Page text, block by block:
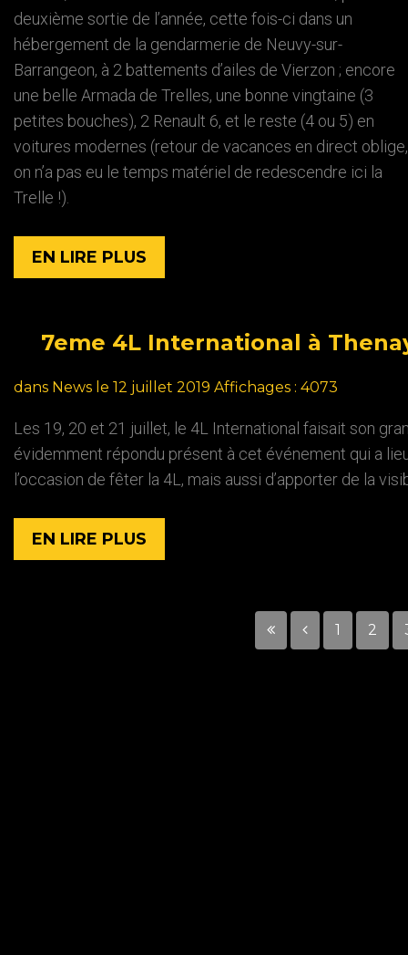
deuxième sortie de l’année, cette fois-ci dans un
hébergement de la gendarmerie de Neuvy-sur-
Barrangeon, à 2 battements d’ailes de Vierzon ; encore
une belle Armada de Trelles, une bonne vingtaine (3
petites bouches), 2 Renault 6, et le reste (4 ou 5) en
voitures modernes (retour de vacances en direct oblige,
on n’a pas eu le temps matériel de redescendre ici la
Trelle !).
EN LIRE PLUS
7eme 4L International à
dans News le 12 juillet 2019 Affichages : 4073
Les 19, 20 et 21 juillet, le 4L International faisait son
évidemment répondu présent à cet événement qui a
l’occasion de fêter la 4L, mais aussi d’apporter de la
EN LIRE PLUS
1 2